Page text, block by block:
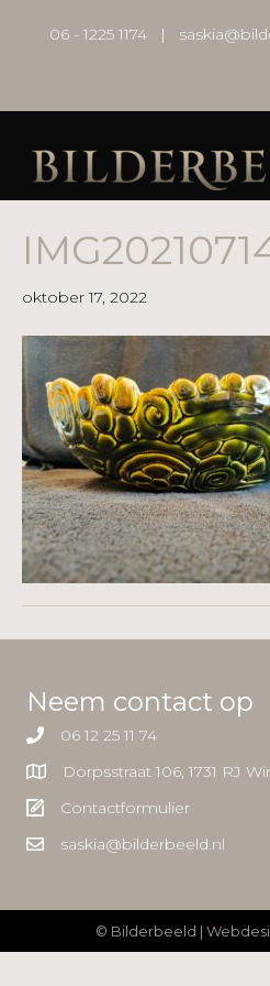
06 - 1225 1174 |
oktober 17, 2022
Neem contact op
06 12 25 11 74
Dorpsstraat 106, 1731 RJ
Contactformulier
saskia@bilderbeeld.nl
© Bilderbeeld |